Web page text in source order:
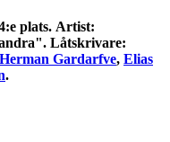
plats. Artist:
Låtskrivare:
Herman Gardarfve, Elias
.